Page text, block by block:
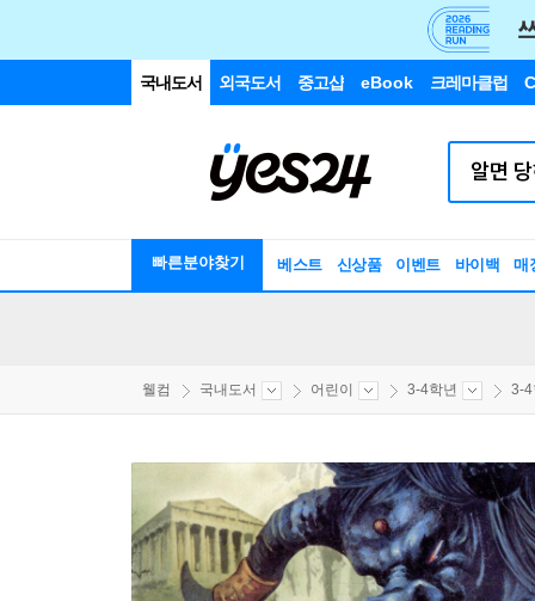
국내도서 외국도서 중고샵 eBook 크레마클럽
빠른분야찾기 베스트 신상품 이벤트 바이백 매
웰컴 국내도서 어린이 3-4학년 3-4